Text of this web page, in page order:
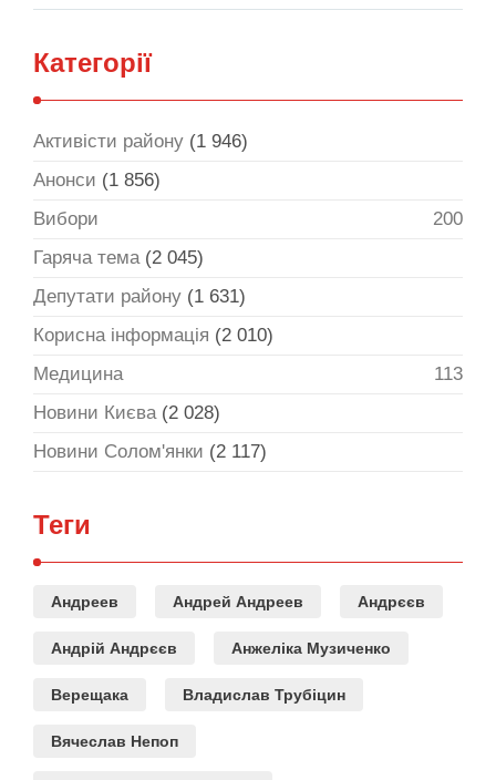
Категорії
Активісти району (1 946)
Анонси (1 856)
Вибори
200
Гаряча тема(2 045)
Депутати району (1 631)
Корисна інформація (2 010)
Медицина
113
Новини Києва(2 028)
Новини Солом'янки (2 117)
Теги
Андреев Андрей Андреев Андрєєв
Андрій Андрєєв Анжеліка Музиченко
Верещака Владислав Трубіцин
Вячеслав Непоп